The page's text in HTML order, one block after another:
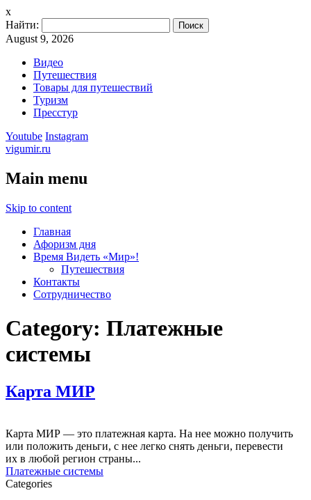
x
Найти:
August 9, 2026
Видео
Путешествия
Товары для путешествий
Туризм
Пресстур
Youtube Instagram
vigumir.ru
Main menu
Skip to content
Главная
Афоризм дня
Время Видеть «Мир»!
Путешествия
Контакты
Сотрудничество
Category: Платежные
системы
Карта МИР
Карта МИР — это платежная карта. На нее можно получить
или положить деньги, с нее легко снять деньги, перевести
их в любой регион страны...
Платежные системы
Categories